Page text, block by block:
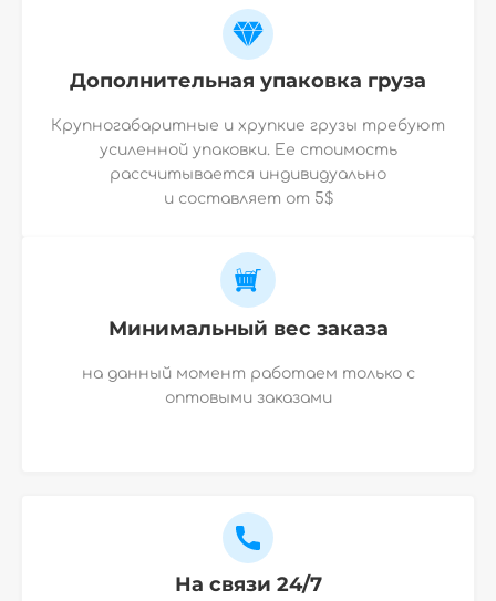
Дополнительная упаковка груза
Крупногабаритные и хрупкие грузы требуют
усиленной упаковки. Ее стоимость
рассчитывается индивидуально
и составляет от 5$
Минимальный вес заказа
на данный момент работаем только с
оптовыми заказами
На связи 24/7